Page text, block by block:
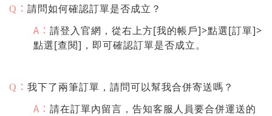
Q ： 請問如何確認訂單是否成立？
A： 請登入官網，從右上方[我的帳戶]>點選[訂單]>
點選[查閱]，即可確認訂單是否成立。
Q ： 我下了兩筆訂單，請問可以幫我合併寄送嗎？
A： 請在訂單內留言，告知客服人員要合併運送的